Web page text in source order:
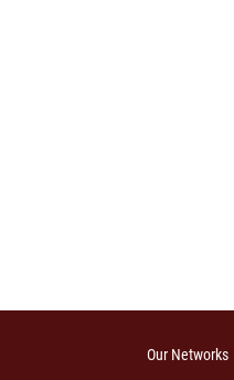
Our Networks